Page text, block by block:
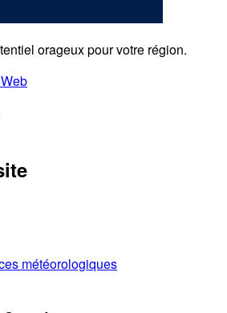
orageux pour votre région.
météorologiques